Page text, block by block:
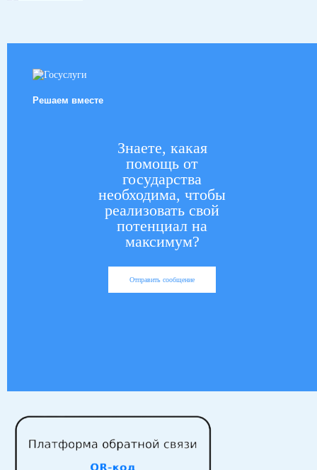
Решаем вместе
Знаете, какая
помощь от
государства
необходима, чтобы
реализовать свой
потенциал на
максимум?
Отправить сообщение